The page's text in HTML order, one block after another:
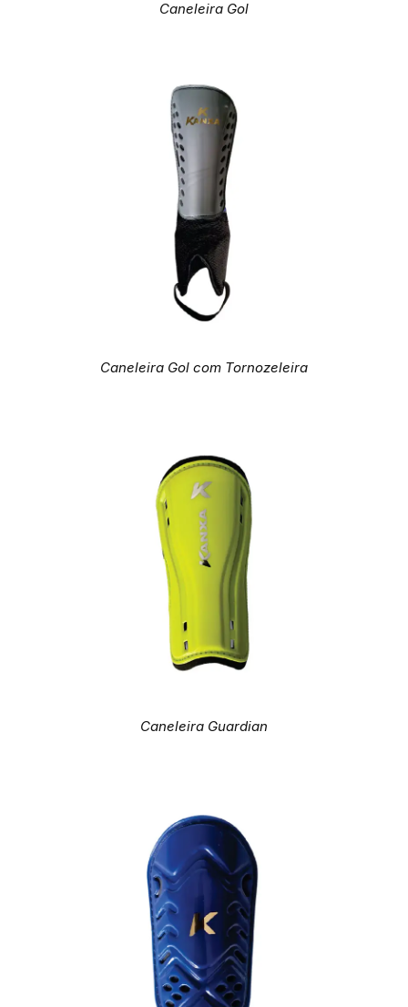
Caneleira Gol
Caneleira Gol com Tornozeleira
Caneleira Guardian